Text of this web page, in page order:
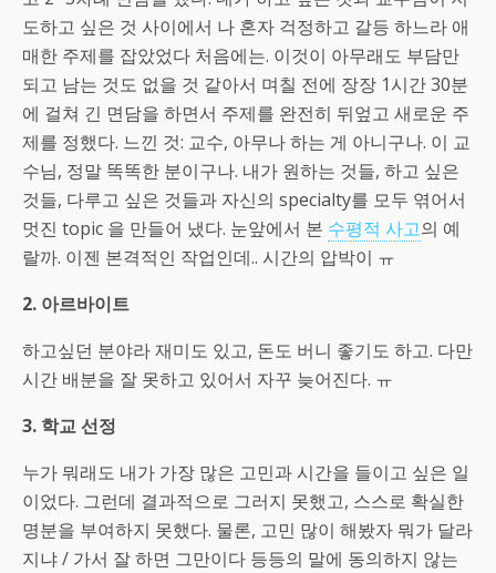
도하고 싶은 것 사이에서 나 혼자 걱정하고 갈등 하느라 애
매한 주제를 잡았었다 처음에는. 이것이 아무래도 부담만
되고 남는 것도 없을 것 같아서 며칠 전에 장장 1시간 30분
에 걸쳐 긴 면담을 하면서 주제를 완전히 뒤엎고 새로운 주
제를 정했다. 느낀 것: 교수, 아무나 하는 게 아니구나. 이 교
수님, 정말 똑똑한 분이구나. 내가 원하는 것들, 하고 싶은
것들, 다루고 싶은 것들과 자신의 specialty를 모두 엮어서
멋진 topic 을 만들어 냈다. 눈앞에서 본 수평적 사고의 예
랄까. 이젠 본격적인 작업인데.. 시간의 압박이 ㅠ
2. 아르바이트
하고싶던 분야라 재미도 있고, 돈도 버니 좋기도 하고. 다만
시간 배분을 잘 못하고 있어서 자꾸 늦어진다. ㅠ
3. 학교 선정
누가 뭐래도 내가 가장 많은 고민과 시간을 들이고 싶은 일
이었다. 그런데 결과적으로 그러지 못했고, 스스로 확실한
명분을 부여하지 못했다. 물론, 고민 많이 해봤자 뭐가 달라
지냐 / 가서 잘 하면 그만이다 등등의 말에 동의하지 않는